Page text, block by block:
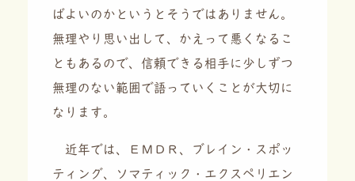
ばよいのかというとそうではありません。
無理やり思い出して、かえって悪くなるこ
ともあるので、信頼できる相手に少しずつ
無理のない範囲で語っていくことが大切に
なります。
近年では、ＥＭＤＲ、ブレイン・スポッ
ティング、ソマティック・エクスペリエン